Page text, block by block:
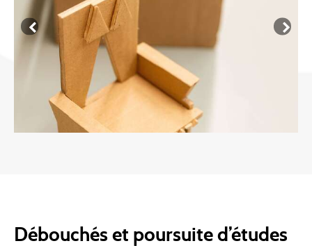
Débouchés et poursuite d’études